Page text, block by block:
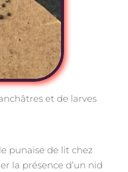
et de larves
punaise de lit chez
la présence d’un nid